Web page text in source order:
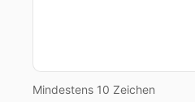
Mindestens 10 Zeichen